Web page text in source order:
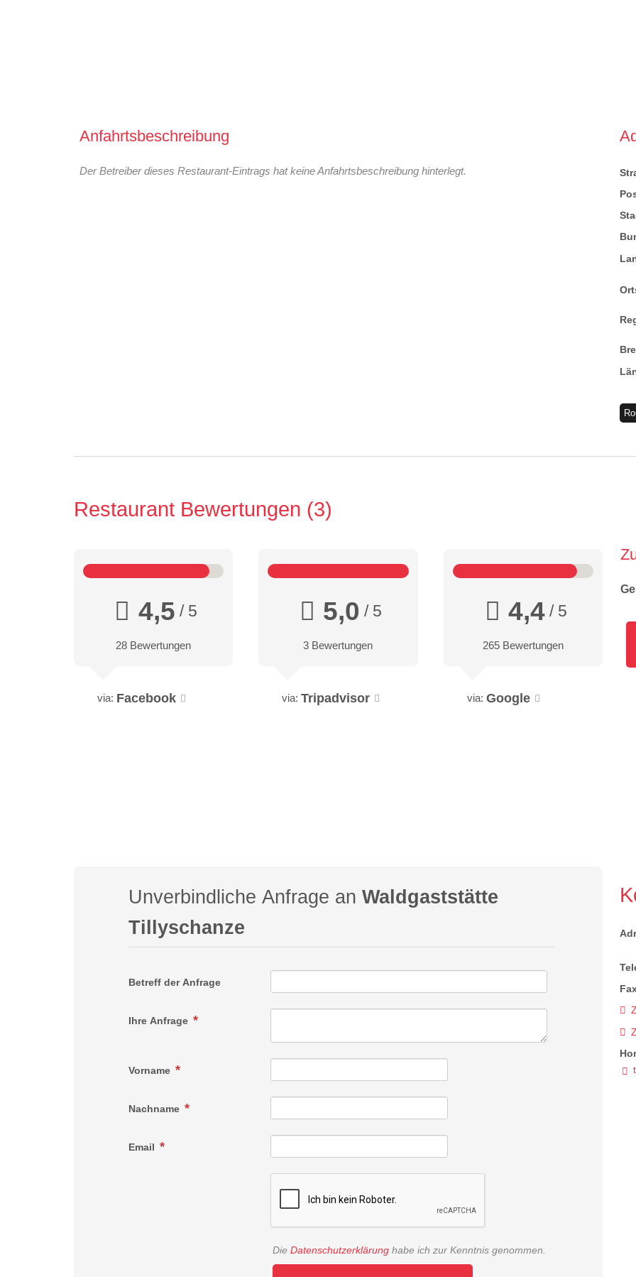
Anfahrtsbeschreibung
Der Betreiber dieses Restaurant-Eintrags hat keine Anfahrtsbeschreibung hinterlegt.
Restaurant Bewertungen 3
4,5 / 5
28 Bewertungen
via: Facebook
5,0 / 5
3 Bewertungen
via: Tripadvisor
4,4/ 5
265 Bewertungen
via: Google
Unverbindliche Anfrage anWaldgaststätte
Tillyschanze
Betreff der Anfrage
Ihre Anfrage
Vorname
Nachname
Email
DieDatenschutzerklärung habe ich zur Kenntnis genommen.